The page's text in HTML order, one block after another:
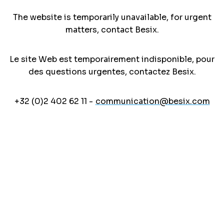
The website is temporarily unavailable, for urgent
matters, contact Besix.
Le site Web est temporairement indisponible, pour
des questions urgentes, contactez Besix.
+32 (0)2 402 62 11 - communication@besix.com